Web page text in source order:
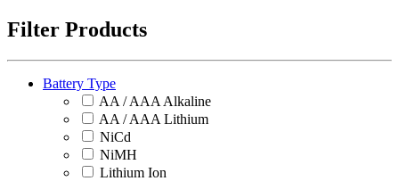
Filter Products
Battery Type
AA / AAA Alkaline
AA / AAA Lithium
NiCd
NiMH
Lithium Ion